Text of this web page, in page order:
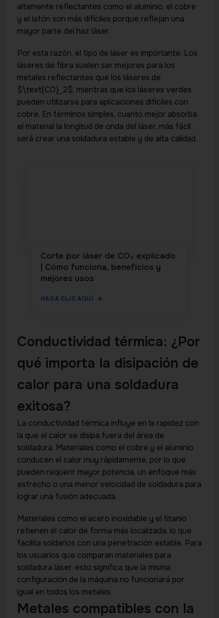
altamente reflectantes como el aluminio, el cobre
y el latón son más difíciles porque reflejan una
mayor parte del haz láser.
Por esta razón, el tipo de láser es importante. Los
láseres de fibra suelen ser mejores para los
metales reflectantes que los láseres de
$\text{CO}_2$, mientras que los láseres verdes
pueden utilizarse para aplicaciones difíciles con
cobre. En términos simples, cuanto mejor absorba
el material la longitud de onda del láser, más fácil
será crear una soldadura estable y de alta calidad.
Corte por láser de CO₂ explicado
| Cómo funciona, beneficios y
mejores usos
HAGA CLIC AQUÍ
Conductividad térmica: ¿Por
qué importa la disipación de
calor para una soldadura
exitosa?
La conductividad térmica influye en la rapidez con
la que el calor se disipa fuera del área de
soldadura. Materiales como el cobre y el aluminio
conducen el calor muy rápidamente, por lo que
pueden requerir mayor potencia, un enfoque más
estrecho o una menor velocidad de soldadura para
lograr una fusión adecuada.
Materiales como el acero inoxidable y el titanio
retienen el calor de forma más localizada, lo que
facilita soldarlos con una penetración estable. Para
los usuarios que comparan materiales para
soldadura láser, esto significa que la misma
configuración de la máquina no funcionará por
igual en todos los metales.
Metales compatibles con la